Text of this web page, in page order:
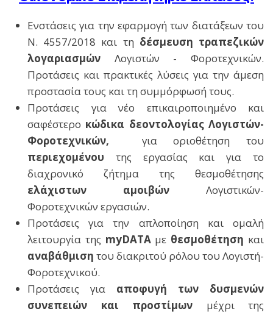
Ενστάσεις για την εφαρμογή των διατάξεων του
Ν. 4557/2018 και τη δέσμευση τραπεζικών
λογαριασμών Λογιστών - Φοροτεχνικών.
Προτάσεις και πρακτικές λύσεις για την άμεση
προστασία τους και τη συμμόρφωσή τους.
Προτάσεις για νέο επικαιροποιημένο και
σαφέστερο κώδικα δεοντολογίας Λογιστών-
Φοροτεχνικών,
για οριοθέτηση του
περιεχομένου της εργασίας και για το
διαχρονικό ζήτημα της θεσμοθέτησης
ελάχιστων αμοιβών Λογιστικών-
Φοροτεχνικών εργασιών.
Προτάσεις για την απλοποίηση και ομαλή
λειτουργία της myDATAμε θεσμοθέτηση και
αναβάθμιση του διακριτού ρόλου του Λογιστή-
Φοροτεχνικού.
Προτάσεις για αποφυγή των δυσμενών
συνεπειών και προστίμων μέχρι της